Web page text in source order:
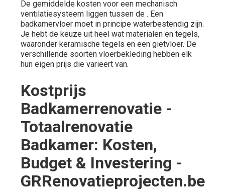
De gemiddelde kosten voor een mechanisch
ventilatiesysteem liggen tussen de . Een
badkamervloermoet in principe waterbestendig zijn.
Je hebt de keuze uit heel wat materialen en tegels,
waaronder keramische tegels en een gietvloer. De
verschillende soorten vloerbekleding hebben elk
hun eigen prijs die varieert van.
Kostprijs
Badkamerrenovatie -
Totaalrenovatie
Badkamer: Kosten,
Budget & Investering -
GRRenovatieprojecten.be